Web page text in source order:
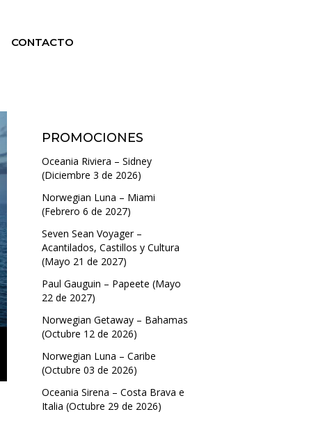
CONTACTO
PROMOCIONES
Oceania Riviera – Sidney
(Diciembre 3 de 2026)
Norwegian Luna – Miami
(Febrero 6 de 2027)
Seven Sean Voyager –
Acantilados, Castillos y Cultura
(Mayo 21 de 2027)
Paul Gauguin – Papeete (Mayo
22 de 2027)
Norwegian Getaway – Bahamas
(Octubre 12 de 2026)
Norwegian Luna – Caribe
(Octubre 03 de 2026)
Oceania Sirena – Costa Brava e
Italia (Octubre 29 de 2026)